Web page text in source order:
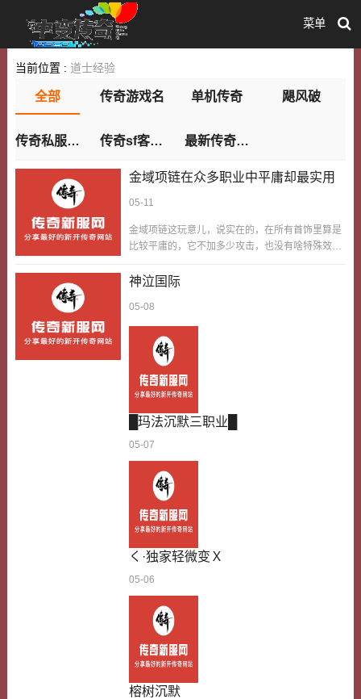
菜单
当前位置 : 道士经验
全部 传奇游戏名 单机传奇 飓风破
传奇私服合击版 传奇sf客服端 最新传奇sf网站
金域项链在众多职业中平庸却最实用
05-11
金域项链这玩意儿，说实在的，在所有首饰里算是
比较平庸的，它不加多少攻击，也没有啥特殊效
选择，但它却是最实用的首饰之一，不管哪个职业
链，耍战士的时候，它能稍微补点攻击，让打怪更
轻松；耍法师的时候，它能加一点点蓝量续航，不
用总喝蓝瓶；耍道士的时候，它能辅助提升施毒术
的效果，抢BOSS归属的时候更有优势。它不像圣
战、法神套那样专属某个职业，也不像天竺项链那
样有特殊效果，但胜在百搭，不管你耍哪个职业，
神泣国际
05-08
█玛法沉默三职业█
05-07
く·独家轻微变Ｘ
05-06
榕树沉默